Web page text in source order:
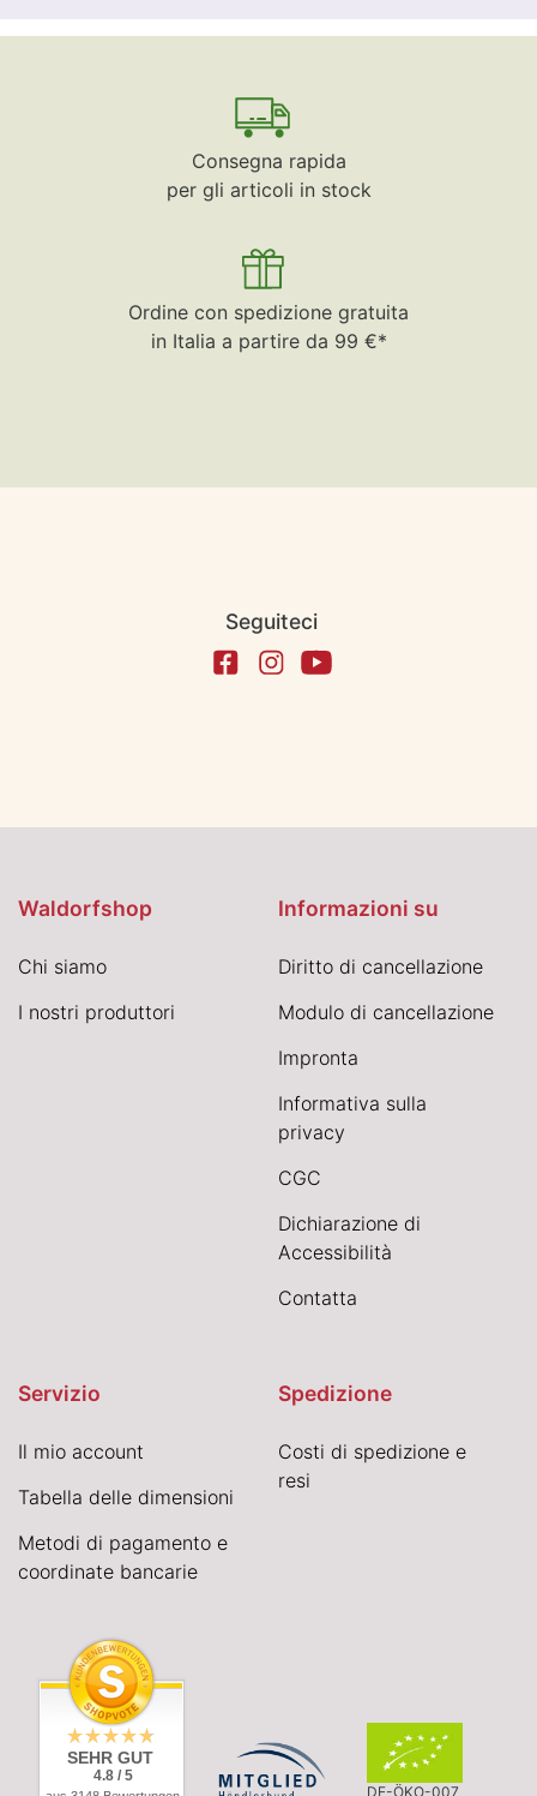
Consegna rapida
per gli articoli in stock
Ordine con spedizione gratuita
in Italia a partire da 99 €*
Seguiteci
Waldorfshop
Chi siamo
I nostri produttori
Informazioni su
Diritto di cancellazione
Modulo di cancellazione
Impronta
Informativa sulla
privacy
CGC
Dichiarazione di
Accessibilità
Contatta
Servizio
Il mio account
Tabella delle dimensioni
Metodi di pagamento e
coordinate bancarie
Spedizione
Costi di spedizione e
resi
SEHR GUT
4.8 / 5
DE-ÖKO-007